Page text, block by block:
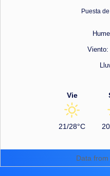
Puesta
Viento:
Vie
21/28°C
Data from